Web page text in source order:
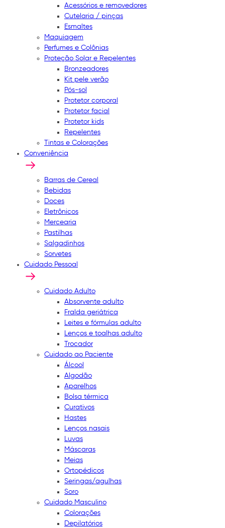
Acessórios e removedores
Cutelaria / pinças
Esmaltes
Maquiagem
Perfumes e Colônias
Proteção Solar e Repelentes
Bronzeadores
Kit pele verão
Pós-sol
Protetor corporal
Protetor facial
Protetor kids
Repelentes
Tintas e Colorações
Conveniência
Barras de Cereal
Bebidas
Doces
Eletrônicos
Mercearia
Pastilhas
Salgadinhos
Sorvetes
Cuidado Pessoal
Cuidado Adulto
Absorvente adulto
Fralda geriátrica
Leites e fórmulas adulto
Lenços e toalhas adulto
Trocador
Cuidado ao Paciente
Álcool
Algodão
Aparelhos
Bolsa térmica
Curativos
Hastes
Lenços nasais
Luvas
Máscaras
Meias
Ortopédicos
Seringas/agulhas
Soro
Cuidado Masculino
Colorações
Depilatórios